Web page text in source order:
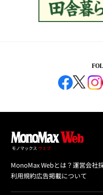
MonoMax Webとは？運営会社
利用規約広告掲載について